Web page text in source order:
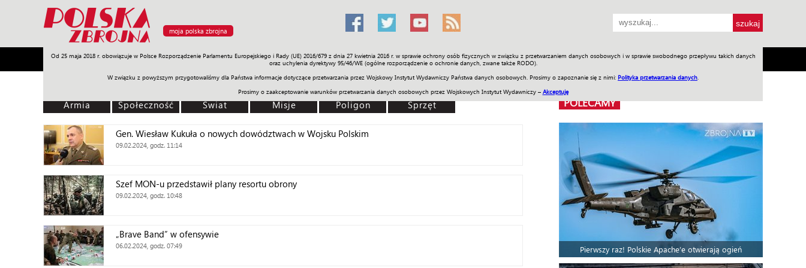
moja polska zbrojna
Od 25 maja 2018 r. obowiązuje w Polsce Rozporządzenie Parlamentu Europejskiego i Rady (UE) 2016/679 z dnia 27 kwietnia 2016 r. w sprawie ochrony osób fizycznych w związku z przetwarzaniem danych osobowych i w sprawie swobodnego przepływu takich danych
oraz uchylenia dyrektywy 95/46/WE (ogólne rozporządzenie o ochronie danych, zwane także RODO).
W związku z powyższym przygotowaliśmy dla Państwa informacje dotyczące przetwarzania przez Wojskowy Instytut Wydawniczy Państwa danych osobowych. Prosimy o zapoznanie się z nimi: Polityka przetwarzania danych
Prosimy o zaakceptowanie warunków przetwarzania danych osobowych przez Wojskowych Instytut Wydawniczy – Akceptuję
Armia Poligon Sprzęt Misje Polityka Prawo Świat Społeczność Sport Historia Galerie Wideo ENGLISH SKLEP Jednodniówki Praca w WIW
Armia Społeczność Świat Misje Poligon Sprzęt
Gen. Wiesław Kukuła o nowych dowództwach w Wojsku Polskim
09.02.2024, godz. 11:14
Szef MON-u przedstawił plany resortu obrony
09.02.2024, godz. 10:48
„Brave Band” w ofensywie
06.02.2024, godz. 07:49
POLECAMY
Pierwszy raz! Polskie Apache’e otwierają ogień